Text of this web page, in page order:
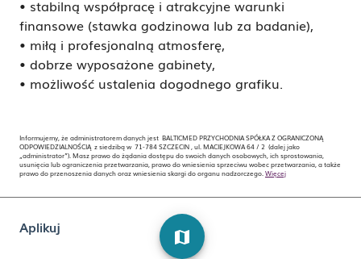
• stabilną współpracę i atrakcyjne warunki
finansowe (stawka godzinowa lub za badanie),
• miłą i profesjonalną atmosferę,
• dobrze wyposażone gabinety,
• możliwość ustalenia dogodnego grafiku.
Informujemy, że administratorem danych jest BALTICMED PRZYCHODNIA SPÓŁKA Z OGRANICZONĄ
ODPOWIEDZIALNOŚCIĄ z siedzibą w 71-784 SZCZECIN , ul. MACIEJKOWA 64 / 2 (dalej jako
„administrator”). Masz prawo do żądania dostępu do swoich danych osobowych, ich sprostowania,
usunięcia lub ograniczenia przetwarzania, prawo do wniesienia sprzeciwu wobec przetwarzania, a także
prawo do przenoszenia danych oraz wniesienia skargi do organu nadzorczego. Więcej
Aplikuj
map